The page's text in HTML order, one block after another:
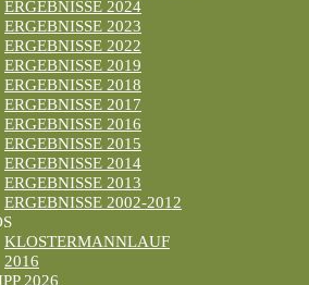
ERGEBNISSE 2024
ERGEBNISSE 2023
ERGEBNISSE 2022
ERGEBNISSE 2019
ERGEBNISSE 2018
ERGEBNISSE 2017
ERGEBNISSE 2016
ERGEBNISSE 2015
ERGEBNISSE 2014
ERGEBNISSE 2013
ERGEBNISSE 2002-2012
KLOSTERMANNLAUF
2016
2026